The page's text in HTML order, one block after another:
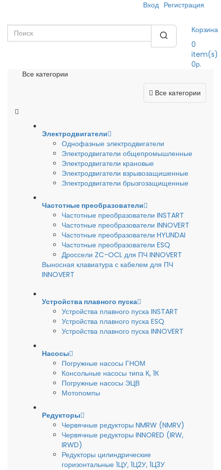
Вход Регистрация
Корзина
0
item(s)
0р.
Все категории
Все категории
Электродвигатели
Однофазные электродвигатели
Электродвигатели общепромышленные
Электродвигатели крановые
Электродвигатели взрывозащишенные
Электродвигатели брызгозащищенные
Частотные преобразователи
Частотные преобразователи INSTART
Частотные преобразователи INNOVERT
Частотные преобразователи HYUNDAI
Частотные преобразователи ESQ
Дроссели ZC-OCL для ПЧ INNOVERT
Выносная клавиатура с кабелем для ПЧ
INNOVERT
Устройства плавного пуска
Устройства плавного пуска INSTART
Устройства плавного пуска ESQ
Устройства плавного пуска INNOVERT
Насосы
Погружные насосы ГНОМ
Консольные насосы типа К, 1К
Погружные насосы ЭЦВ
Мотопомпы
Редукторы
Червячные редукторы NMRW (NMRV)
Червячные редукторы INNORED (IRW,
IRWD)
Редукторы цилиндрические
горизонтальные 1ЦУ, 1Ц2У, 1Ц3У